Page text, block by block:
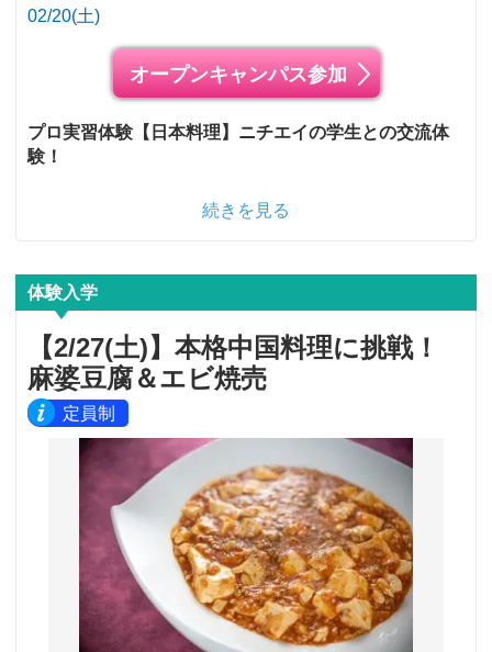
02/20(土)
オープンキャンパス参加
プロ実習体験【日本料理】ニチエイの学生との交流体
験！
続きを見る
体験入学
【2/27(土)】本格中国料理に挑戦！
麻婆豆腐＆エビ焼売
定員制